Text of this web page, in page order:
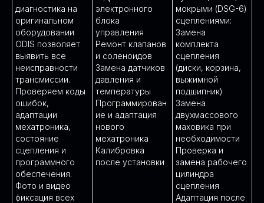
диагностика на
оригинальном
оборудовании
ODIS позволяет
выявить все
неисправности
трансмиссии.
Проверяем коды
ошибок,
адаптации
мехатроника,
состояние
сцепления и
программного
обеспечения.
Фото и видео
фиксация всех
электронного
блока
управления
Ремонт клапанов
и соленоидов
Замена датчиков
давления и
температуры
Программирован
ие и адаптация
нового
мехатроника
Калибровка
после установки
мокрыми (DSG-6)
сцеплениями:
Замена
комплекта
сцепления
(диски, корзина,
выжимной
подшипник)
Замена
двухмассового
маховика при
необходимости
Проверка и
замена рабочего
цилиндра
сцепления
Адаптация после